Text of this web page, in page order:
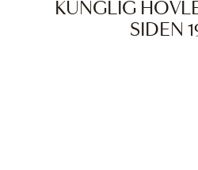
KUNGLIG
SIDEN